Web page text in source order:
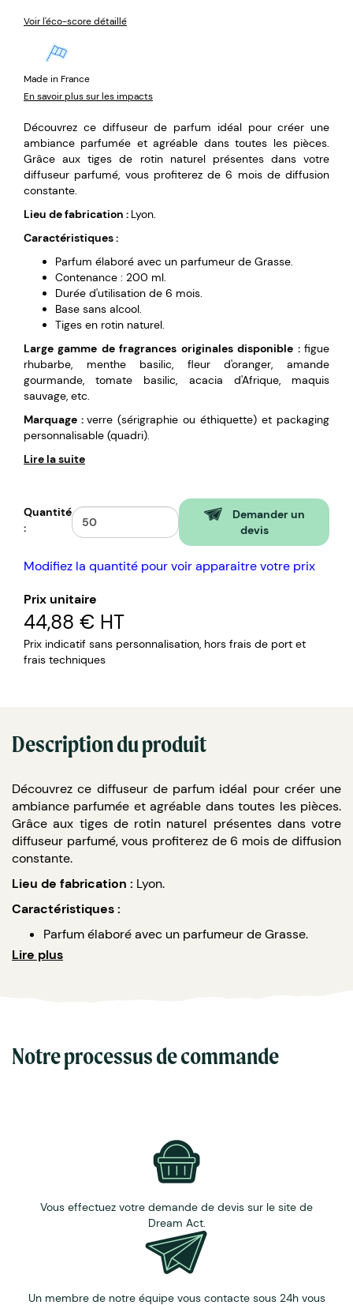
Voir l'éco-score détaillé
Made in France
En savoir plus sur les impacts
Découvrez ce diffuseur de parfum idéal pour créer une
ambiance parfumée et agréable dans toutes les pièces.
Grâce aux tiges de rotin naturel présentes dans votre
diffuseur parfumé, vous profiterez de 6 mois de diffusion
constante.
Lieu de fabrication : Lyon.
Caractéristiques :
Parfum élaboré avec un parfumeur de Grasse.
Contenance : 200 ml.
Durée d'utilisation de 6 mois.
Base sans alcool.
Tiges en rotin naturel.
Large gamme de fragrances originales disponible : figue
rhubarbe, menthe basilic, fleur d'oranger, amande
gourmande, tomate basilic, acacia d'Afrique, maquis
sauvage, etc.
Marquage : verre (sérigraphie ou éthiquette) et packaging
personnalisable (quadri).
Lire la suite
Quantité
:
Demander un
devis
Modifiez la quantité pour voir apparaitre votre prix
Prix unitaire
44,88 € HT
Prix indicatif sans personnalisation, hors frais de port et
frais techniques
Description du produit
Découvrez ce diffuseur de parfum idéal pour créer une
ambiance parfumée et agréable dans toutes les pièces.
Grâce aux tiges de rotin naturel présentes dans votre
diffuseur parfumé, vous profiterez de 6 mois de diffusion
constante.
Lieu de fabrication : Lyon.
Caractéristiques :
Parfum élaboré avec un parfumeur de Grasse.
Contenance : 200 ml.
: figue rhubarbe, menthe basilic, fleur d'oranger, amande
gourmande, tomate basilic, acacia d'Afrique, maquis
Lire plus
Notre processus de commande
Vous effectuez votre demande de devis sur le site de
Dream Act.
Un membre de notre équipe vous contacte sous 24h vous